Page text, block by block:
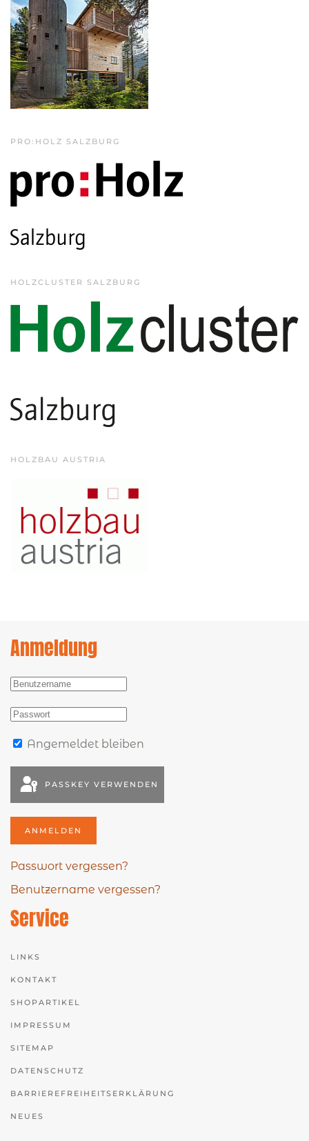
PRO:HOLZ SALZBURG
HOLZCLUSTER SALZBURG
HOLZBAU AUSTRIA
Anmeldung
Angemeldet bleiben
PASSKEY VERWENDEN
ANMELDEN
Passwort vergessen?
Benutzername vergessen?
Service
LINKS
KONTAKT
SHOPARTIKEL
IMPRESSUM
SITEMAP
DATENSCHUTZ
BARRIEREFREIHEITSERKLÄRUNG
NEUES